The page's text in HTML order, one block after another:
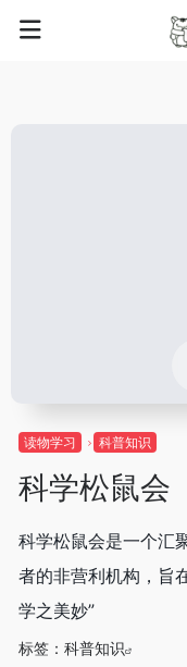
读物学习 科普知识
科学松鼠会
科学松鼠会是一个汇
者的非营利机构，旨
学之美妙”
标签： 科普知识